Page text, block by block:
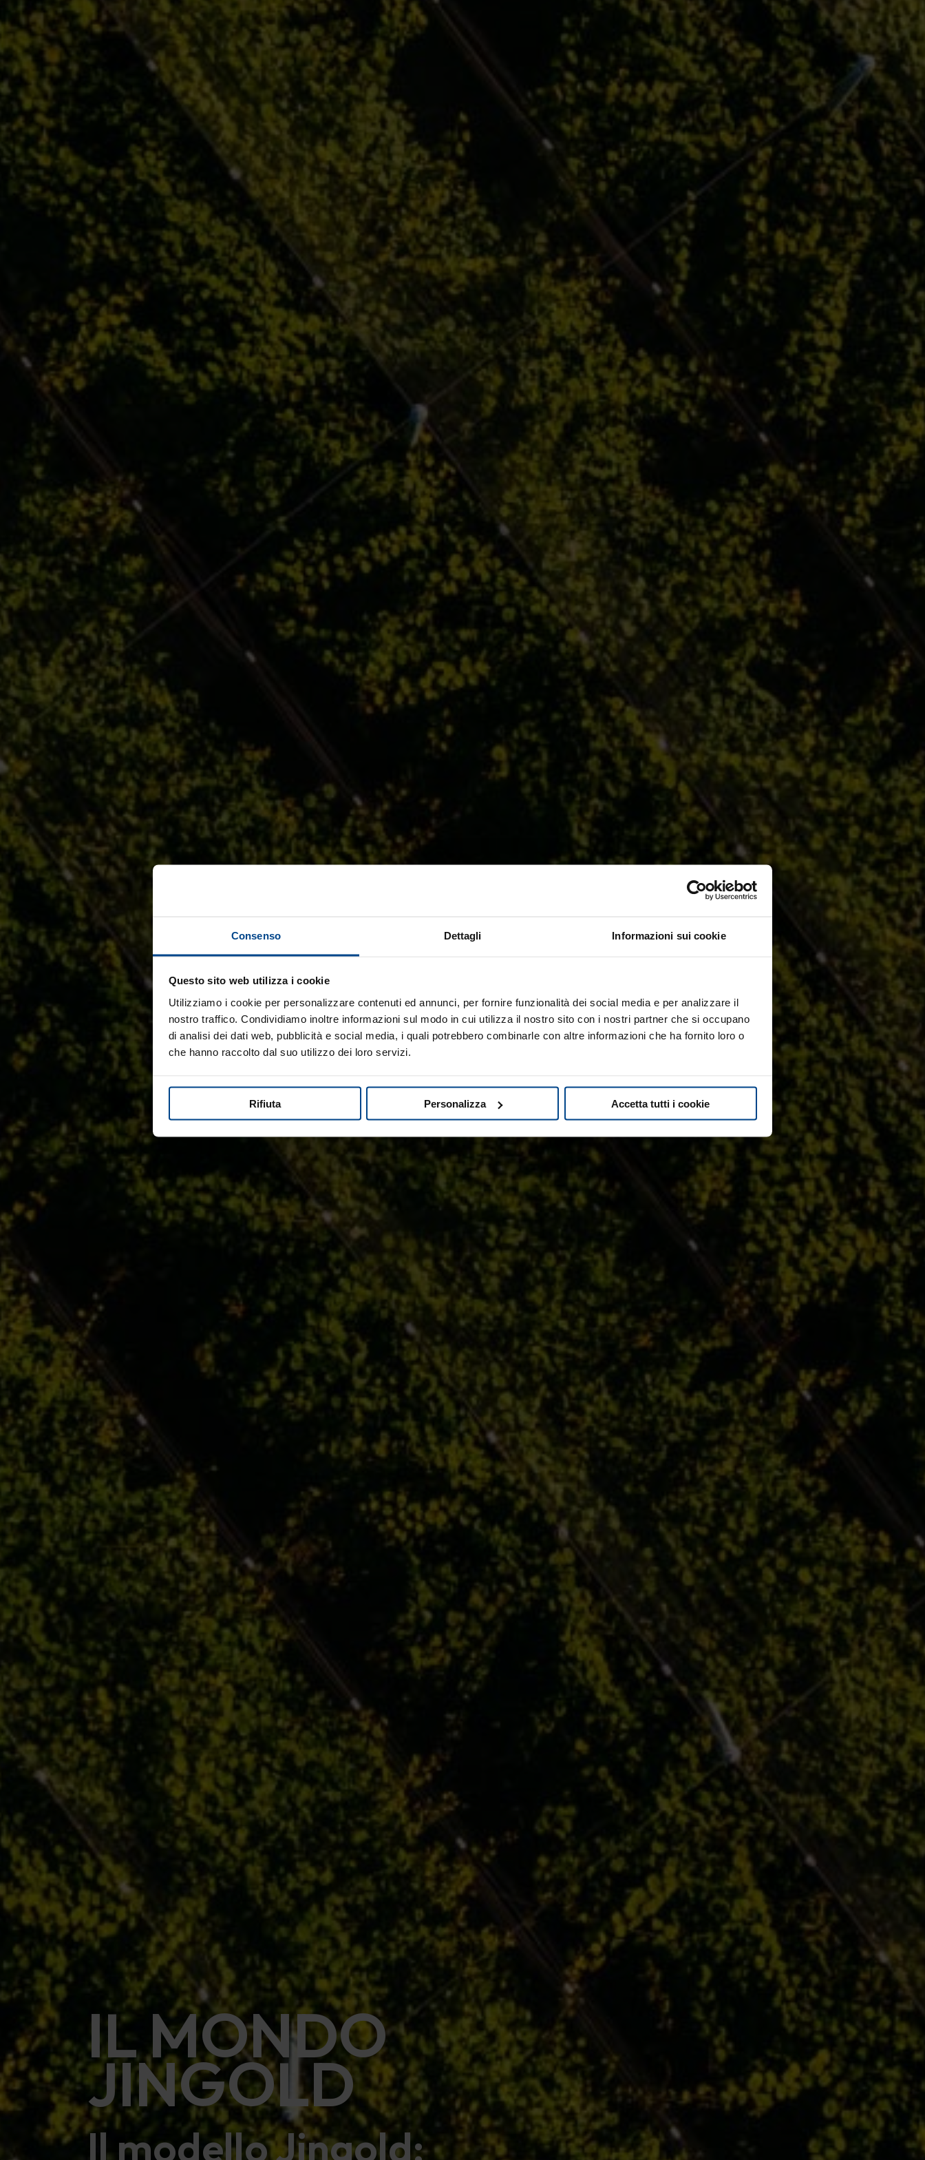
Consenso Dettagli Informazioni sui cookie
Questo sito web utilizza i cookie
Utilizziamo i cookie per personalizzare contenuti ed annunci, per fornire funzionalità dei social media e per analizzare il
nostro traffico. Condividiamo inoltre informazioni sul modo in cui utilizza il nostro sito con i nostri partner che si occupano
di analisi dei dati web, pubblicità e social media, i quali potrebbero combinarle con altre informazioni che ha fornito loro o
che hanno raccolto dal suo utilizzo dei loro servizi.
Rifiuta Personalizza Accetta tutti i cookie
IL MONDO
JINGOLD
Il modello Jingold: